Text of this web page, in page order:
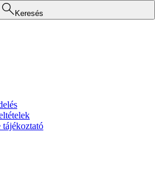
Keresés
tájékoztató